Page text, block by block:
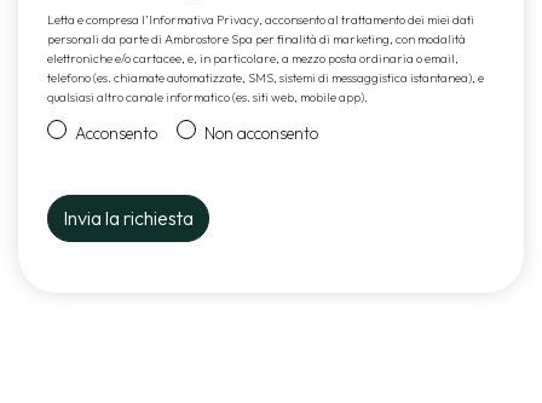
Letta e compresa l’Informativa Privacy, acconsento al trattamento dei miei dati
personali da parte di Ambrostore Spa per finalità di marketing, con modalità
elettroniche e/o cartacee, e, in particolare, a mezzo posta ordinaria o email,
telefono (es. chiamate automatizzate, SMS, sistemi di messaggistica istantanea), e
qualsiasi altro canale informatico (es. siti web, mobile app).
Acconsento Non acconsento